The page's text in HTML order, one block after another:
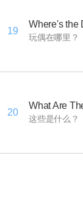
19
Where's the
玩偶在哪里？
20
What Are
这些是什么？